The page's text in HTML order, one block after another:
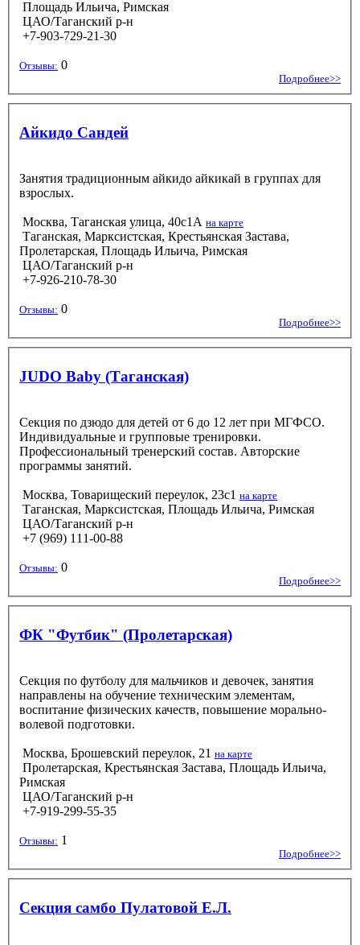
Площадь Ильича, Римская
ЦАО/Таганский р-н
+7-903-729-21-30
Отзывы: 0
Подробнее>>
Айкидо Сандей
Занятия традиционным айкидо айкикай в группах для
взрослых.
Москва, Таганская улица, 40с1А на карте
Таганская, Марксистская, Крестьянская Застава,
Пролетарская, Площадь Ильича, Римская
ЦАО/Таганский р-н
+7-926-210-78-30
Отзывы: 0
Подробнее>>
JUDO Baby (Таганская)
Секция по дзюдо для детей от 6 до 12 лет при МГФСО.
Индивидуальные и групповые тренировки.
Профессиональный тренерский состав. Авторские
программы занятий.
Москва, Товарищеский переулок, 23с1 на карте
Таганская, Марксистская, Площадь Ильича, Римская
ЦАО/Таганский р-н
+7 (969) 111-00-88
Отзывы: 0
Подробнее>>
ФК "Футбик" (Пролетарская)
Секция по футболу для мальчиков и девочек, занятия
направлены на обучение техническим элементам,
воспитание физических качеств, повышение морально-
волевой подготовки.
Москва, Брошевский переулок, 21 на карте
Пролетарская, Крестьянская Застава, Площадь Ильича,
Римская
ЦАО/Таганский р-н
+7-919-299-55-35
Отзывы: 1
Подробнее>>
Секция самбо Пулатовой Е.Л.